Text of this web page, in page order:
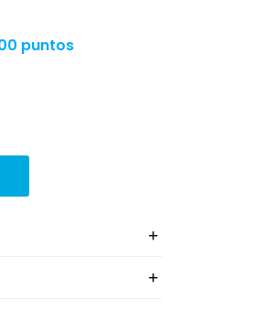
puntos